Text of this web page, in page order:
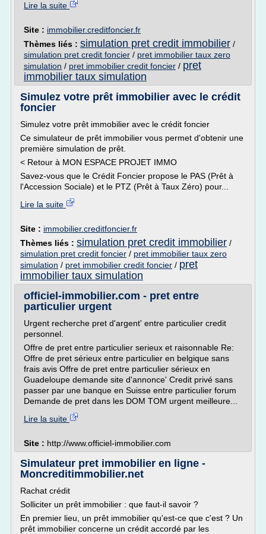
Lire la suite
Site : immobilier.creditfoncier.fr
Thèmes liés : simulation pret credit immobilier /
simulation pret credit foncier / pret immobilier taux zero
simulation / pret immobilier credit foncier / pret
immobilier taux simulation
Simulez votre prêt immobilier avec le crédit
foncier
Simulez votre prêt immobilier avec le crédit foncier
Ce simulateur de prêt immobilier vous permet d'obtenir une
première simulation de prêt.
< Retour à MON ESPACE PROJET IMMO
Savez-vous que le Crédit Foncier propose le PAS (Prêt à
l'Accession Sociale) et le PTZ (Prêt à Taux Zéro) pour...
Lire la suite
Site : immobilier.creditfoncier.fr
Thèmes liés : simulation pret credit immobilier /
simulation pret credit foncier / pret immobilier taux zero
simulation / pret immobilier credit foncier / pret
immobilier taux simulation
officiel-immobilier.com - pret entre
particulier urgent
Urgent recherche pret d'argent' entre particulier credit
personnel.
Offre de pret entre particulier serieux et raisonnable Re:
Offre de pret sérieux entre particulier en belgique sans
frais avis Offre de pret entre particulier sérieux en
Guadeloupe demande site d'annonce' Credit privé sans
passer par une banque en Suisse entre particulier forum
Demande de pret dans les DOM TOM urgent meilleure...
Lire la suite
Site : http://www.officiel-immobilier.com
Simulateur pret immobilier en ligne -
Moncreditimmobilier.net
Rachat crédit
Solliciter un prêt immobilier : que faut-il savoir ?
En premier lieu, un prêt immobilier qu'est-ce que c'est ? Un
prêt immobilier concerne un crédit accordé par les